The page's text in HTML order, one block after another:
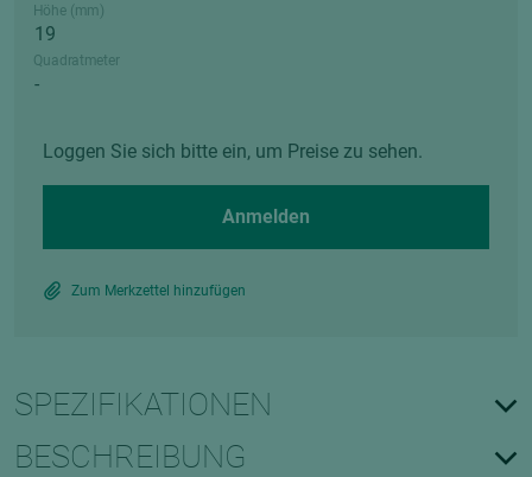
Höhe (mm)
Quadratmeter
Loggen Sie sich bitte ein, um Preise zu sehen.
Anmelden
Zum Merkzettel hinzufügen
SPEZIFIKATIONEN
BESCHREIBUNG